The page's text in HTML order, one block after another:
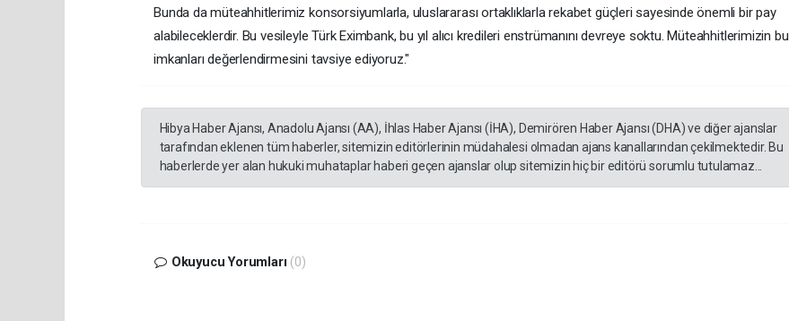
Bunda da müteahhitlerimiz konsorsiyumlarla, uluslararası ortaklıklarla rekabet güçleri sayesinde önemli bir pay
alabileceklerdir. Bu vesileyle Türk Eximbank, bu yıl alıcı kredileri enstrümanını devreye soktu. Müteahhitlerimizin bu
imkanları değerlendirmesini tavsiye ediyoruz."
Hibya Haber Ajansı, Anadolu Ajansı (AA), İhlas Haber Ajansı (İHA), Demirören Haber Ajansı (DHA) ve diğer ajanslar
tarafından eklenen tüm haberler, sitemizin editörlerinin müdahalesi olmadan ajans kanallarından çekilmektedir. Bu
haberlerde yer alan hukuki muhataplar haberi geçen ajanslar olup sitemizin hiç bir editörü sorumlu tutulamaz...
Okuyucu Yorumları (0)